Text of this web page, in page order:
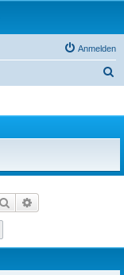
Anmelden
Suche